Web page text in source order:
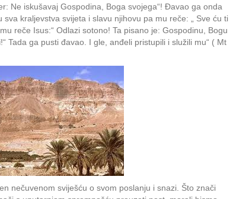
Ne iskušavaj Gospodina, Boga svojega“! Đavao ga onda
kraljevstva svijeta i slavu njihovu pa mu reče: „ Sve ću ti
reče Isus:“ Odlazi sotono! Ta pisano je: Gospodinu, Bogu
Tada ga pusti đavao. I gle, anđeli pristupili i služili mu“ ( Mt
nečuvenom sviješću o svom poslanju i snazi. Što znači